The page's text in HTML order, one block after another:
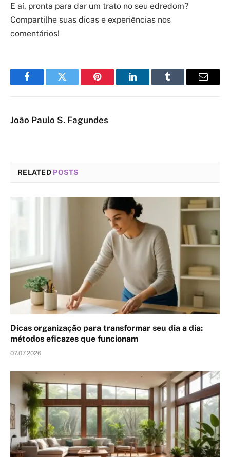
E aí, pronta para dar um trato no seu edredom?
Compartilhe suas dicas e experiências nos
comentários!
FacebookTwitter Pinterest LinkedInTumblr Email
João Paulo S. Fagundes
RELATED POSTS
Dicas organização para transformar seu dia a dia:
métodos eficazes que funcionam
07.07.2026